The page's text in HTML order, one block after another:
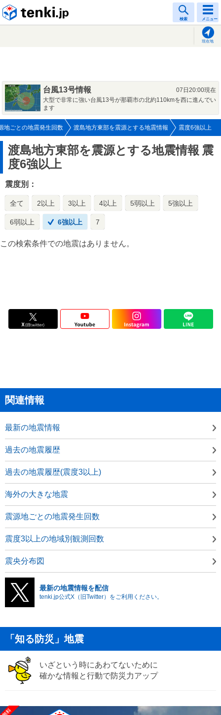
検索 メニュー
現在地
台風13号情報
07日20:00現在
大型で非常に強い台風13号が那覇市の北約110kmを西に進んでい
ます
地ごとの地震発生回数 渡島地方東部を震源とする地震情報 震度6強以上
渡島地方東部を震源とする地震情報 震
度6強以上
震度別：
全て 2以上 3以上 4以上 5弱以上 5強以上
6弱以上 6強以上 7
この検索条件での地震はありません。
関連情報
最新の地震情報
過去の地震履歴
過去の地震履歴(震度3以上)
海外の大きな地震
震源地ごとの地震発生回数
震度3以上の地域別観測回数
震央分布図
最新の地震情報を配信
tenki.jp公式X（旧Twitter）をご利用ください。
「知る防災」地震
いざという時にあわてないために
確かな情報と行動で防災力アップ